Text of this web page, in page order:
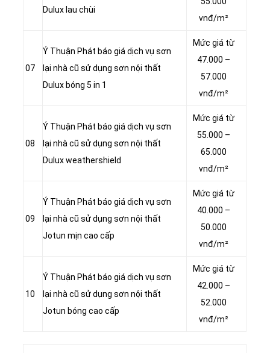
Dulux lau chùi
vnđ/m²
07
Ý Thuận Phát báo giá dịch vụ sơn
lại nhà cũ sử dụng sơn nội thất
Dulux bóng 5 in 1
Mức giá từ
47.000 –
57.000
vnđ/m²
08
Ý Thuận Phát báo giá dịch vụ sơn
lại nhà cũ sử dụng sơn nội thất
Dulux weathershield
Mức giá từ
55.000 –
65.000
vnđ/m²
09
Ý Thuận Phát báo giá dịch vụ sơn
lại nhà cũ sử dụng sơn nội thất
Jotun mịn cao cấp
Mức giá từ
40.000 –
50.000
vnđ/m²
10
Ý Thuận Phát báo giá dịch vụ sơn
lại nhà cũ sử dụng sơn nội thất
Jotun bóng cao cấp
Mức giá từ
42.000 –
52.000
vnđ/m²